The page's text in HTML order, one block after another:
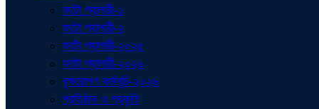
ফটো গ্যালারী-১
ফটো গ্যালারী-২
ফটো গ্যালারী-২০২৫
ফটো গ্যালারী-২০২৬
বৃক্ষরোপণ কর্মসূচি-২০২৬
প্রতিষ্ঠান ও প্রকৃতি